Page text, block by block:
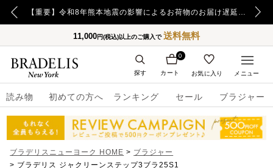
【重要】日本郵便の障害による配送への影響についてのお詫び 【重要】令和8年熊本地震の影響によるお荷物のお届け遅延について
11,000円(税込)以上のご購入で送料無料
読み物 初めての方へ ランキング セール ブラジャー
カート
0
お気に入り
探す メニュー
ブラデリスニューヨーク HOME
ブラジャー
ブラデリス ジャクリーンステップ3ブラ25S1